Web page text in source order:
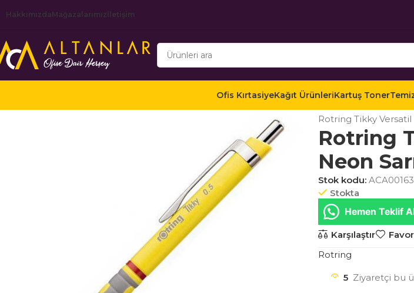
HakkımızdaMağazalarımız İletişim
Ofis KırtasiyeKağıt ÜrünleriKartuş Toner
Rotring Tikky
Rotring
Neon
Stok kodu:
Stokta
Hemen Teklif
Karşılaştır
Rotring
5 Ziyaretçi bu